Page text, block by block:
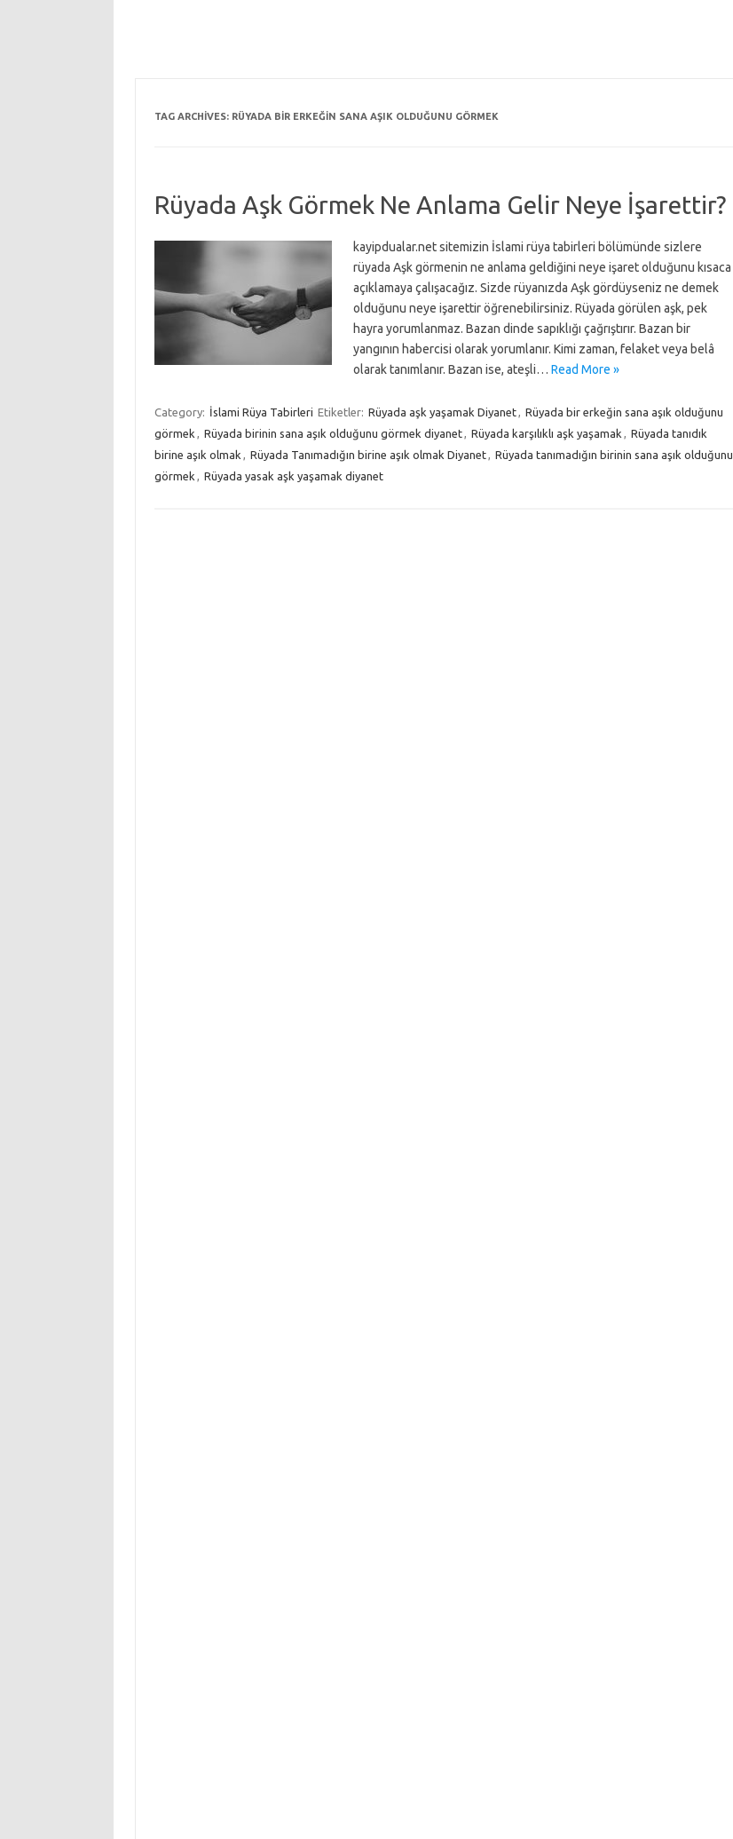
TAG ARCHIVES: RÜYADA BIR ERKEĞIN SANA AŞIK OLDUĞUNU GÖRMEK
Rüyada Aşk Görmek Ne Anlama Gelir Neye İşarettir?
kayipdualar.net sitemizin İslami rüya tabirleri bölümünde sizlere
rüyada Aşk görmenin ne anlama geldiğini neye işaret olduğunu kısaca
açıklamaya çalışacağız. Sizde rüyanızda Aşk gördüyseniz ne demek
olduğunu neye işarettir öğrenebilirsiniz. Rüyada görülen aşk, pek
hayra yorumlanmaz. Bazan dinde sapıklığı çağrıştırır. Bazan bir
yangının habercisi olarak yorumlanır. Kimi zaman, felaket veya belâ
olarak tanımlanır. Bazan ise, ateşli… Read More »
Category: İslami Rüya Tabirleri Etiketler: Rüyada aşk yaşamak Diyanet, Rüyada bir erkeğin sana aşık olduğunu
görmek , Rüyada birinin sana aşık olduğunu görmek diyanet, Rüyada karşılıklı aşk yaşamak , Rüyada tanıdık
birine aşık olmak , Rüyada Tanımadığın birine aşık olmak Diyanet, Rüyada tanımadığın birinin sana aşık olduğunu
görmek , Rüyada yasak aşk yaşamak diyanet